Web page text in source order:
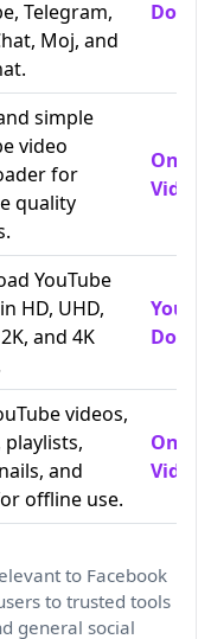
Telegram,
Moj, and
simple
video
for
quality
Video
YouTube
HD, UHD,
and 4K
videos,
and
offline use.
Video
to Facebook
to trusted tools
general social